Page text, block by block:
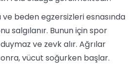
beden egzersizleri esnasında
salgılanır. Bunun için spor
ve zevk alır. Ağrılar
vücut soğurken başlar.